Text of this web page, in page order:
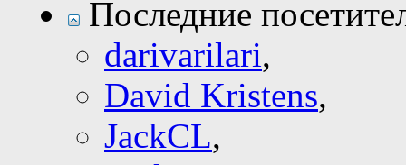
Последние
darivarilari,
David Kristens,
JackCL,